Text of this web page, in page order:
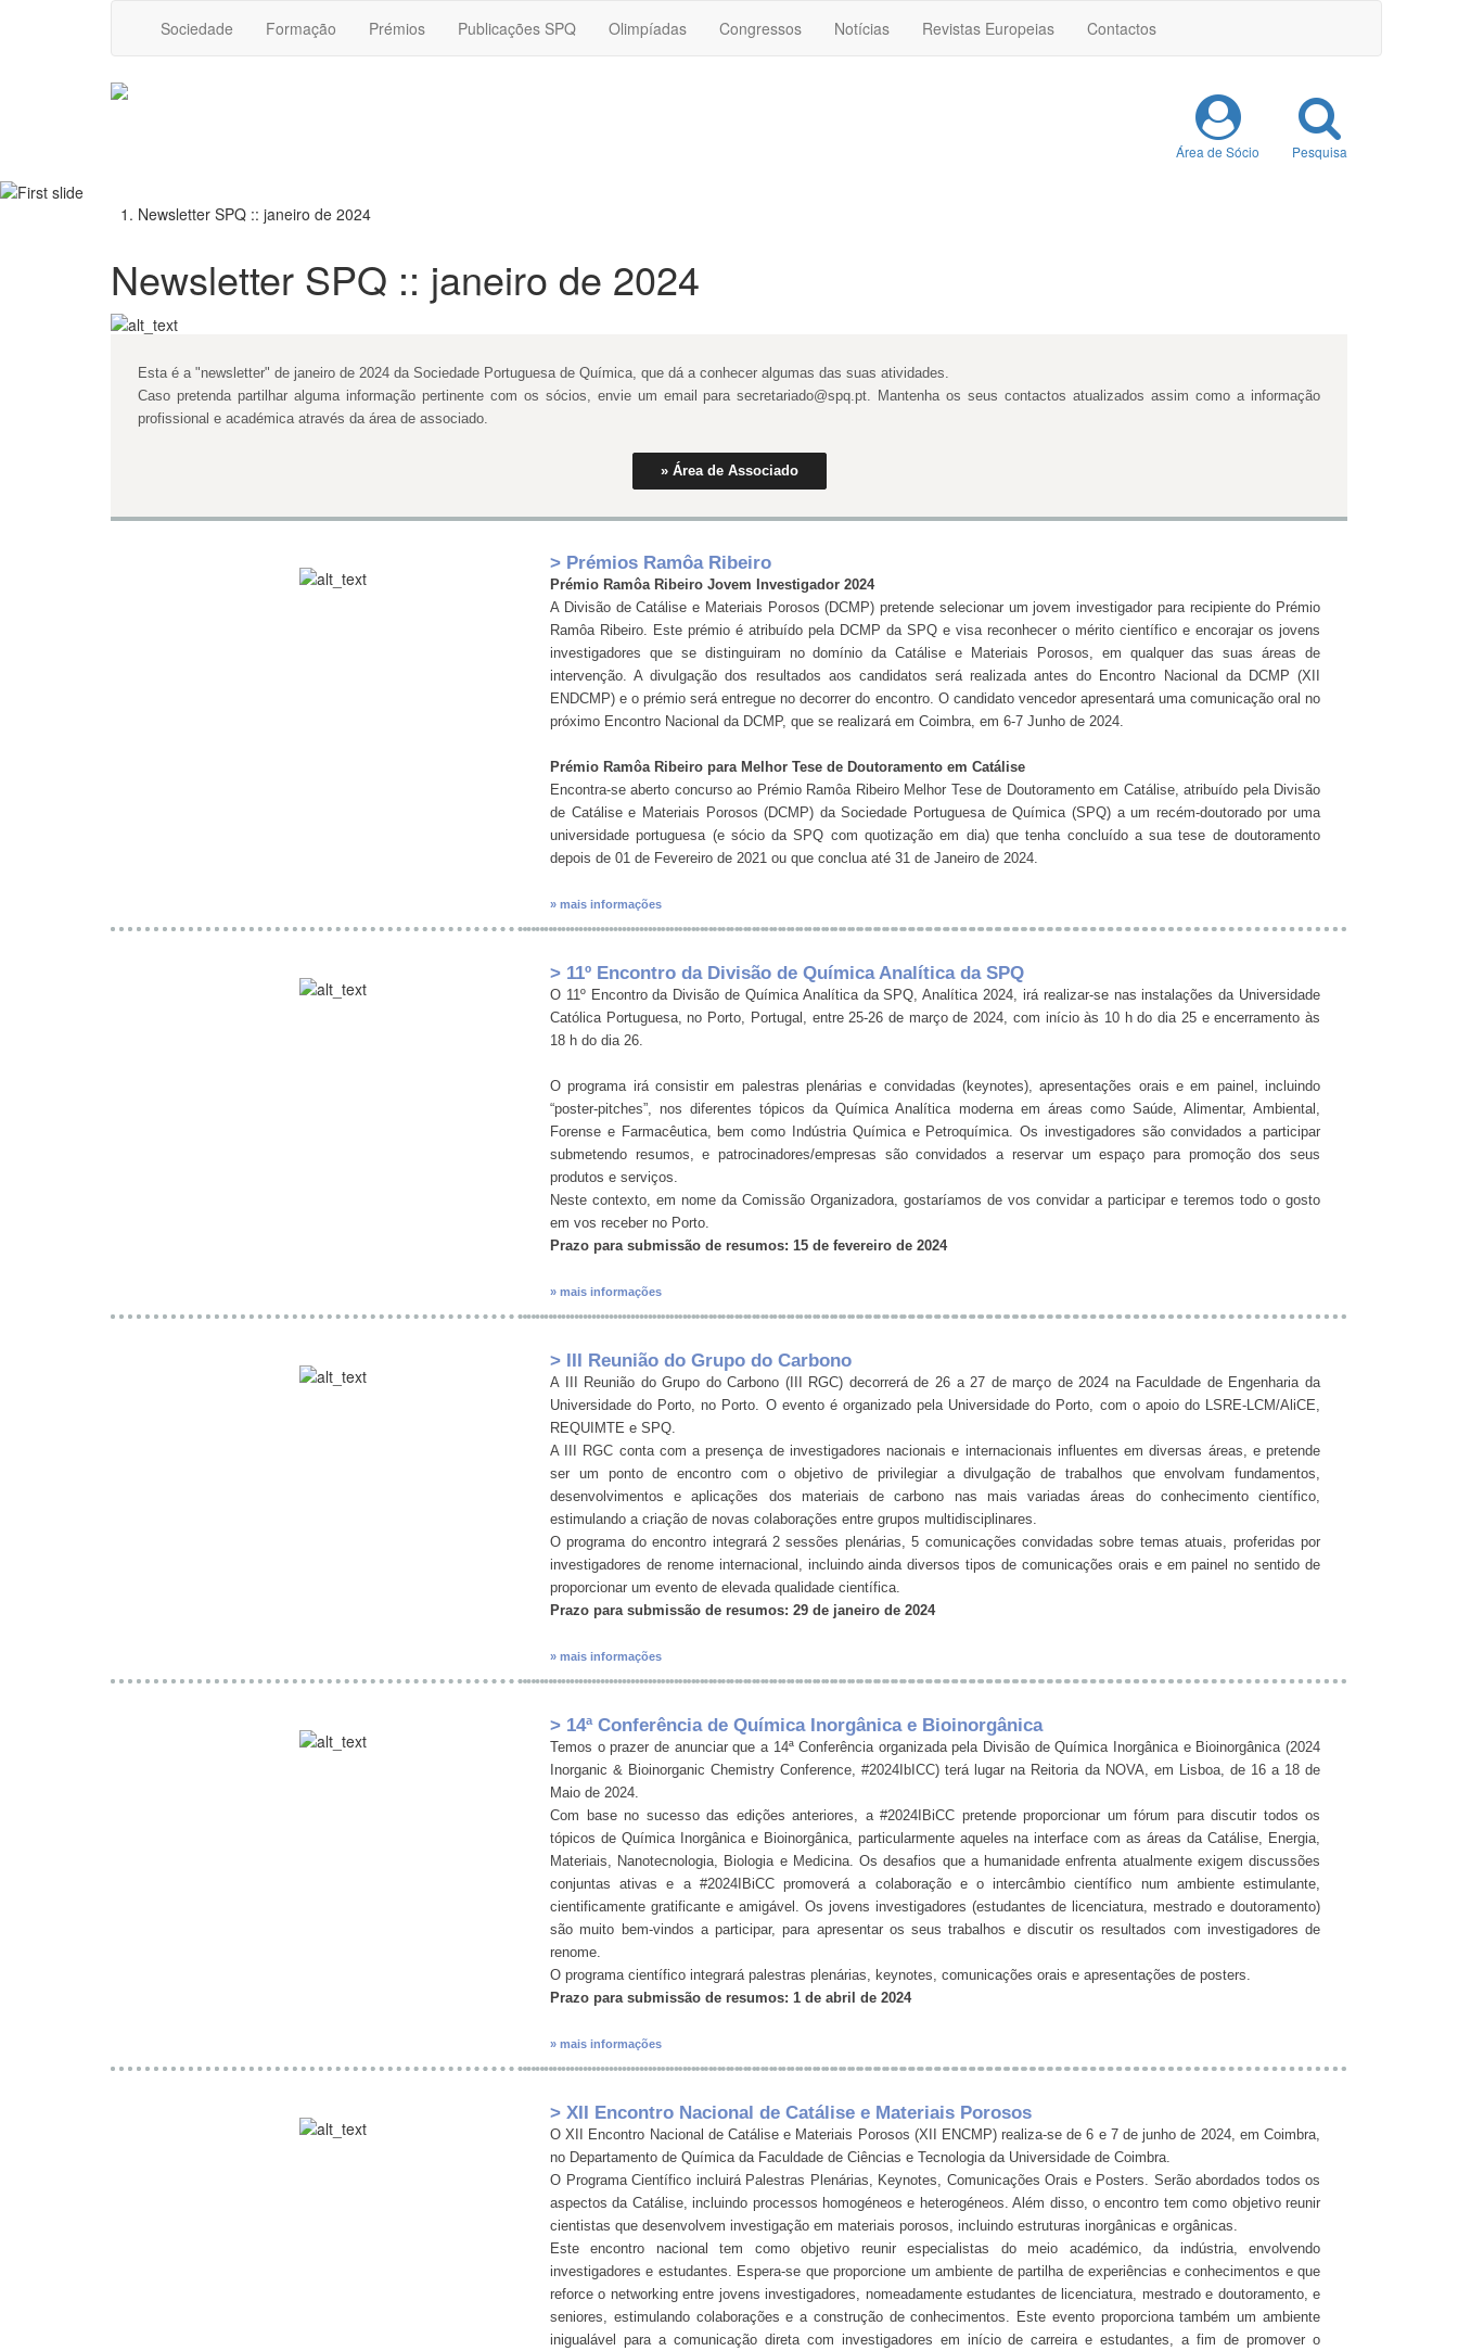
Sociedade Formação Prémios Publicações SPQ Olimpíadas Congressos Notícias Revistas Europeias Contactos
Área de Sócio Pesquisa
Newsletter SPQ :: janeiro de 2024
Newsletter SPQ :: janeiro de 2024
Esta é a "newsletter" de janeiro de 2024 da Sociedade Portuguesa de Química, que dá a conhecer algumas das suas atividades.
Caso pretenda partilhar alguma informação pertinente com os sócios, envie um email para secretariado@spq.pt. Mantenha os seus contactos atualizados assim como a informação
profissional e académica através da área de associado.
» Área de Associado
> Prémios Ramôa Ribeiro
Prémio Ramôa Ribeiro Jovem Investigador 2024
A Divisão de Catálise e Materiais Porosos (DCMP) pretende selecionar um jovem investigador para recipiente do Prémio
Ramôa Ribeiro. Este prémio é atribuído pela DCMP da SPQ e visa reconhecer o mérito científico e encorajar os jovens
investigadores que se distinguiram no domínio da Catálise e Materiais Porosos, em qualquer das suas áreas de
intervenção. A divulgação dos resultados aos candidatos será realizada antes do Encontro Nacional da DCMP (XII
ENDCMP) e o prémio será entregue no decorrer do encontro. O candidato vencedor apresentará uma comunicação oral no
próximo Encontro Nacional da DCMP, que se realizará em Coimbra, em 6-7 Junho de 2024.
Prémio Ramôa Ribeiro para Melhor Tese de Doutoramento em Catálise
Encontra-se aberto concurso ao Prémio Ramôa Ribeiro Melhor Tese de Doutoramento em Catálise, atribuído pela Divisão
de Catálise e Materiais Porosos (DCMP) da Sociedade Portuguesa de Química (SPQ) a um recém-doutorado por uma
universidade portuguesa (e sócio da SPQ com quotização em dia) que tenha concluído a sua tese de doutoramento
depois de 01 de Fevereiro de 2021 ou que conclua até 31 de Janeiro de 2024.
» mais informações
> 11º Encontro da Divisão de Química Analítica da SPQ
O 11º Encontro da Divisão de Química Analítica da SPQ, Analítica 2024, irá realizar-se nas instalações da Universidade
Católica Portuguesa, no Porto, Portugal, entre 25-26 de março de 2024, com início às 10 h do dia 25 e encerramento às
18 h do dia 26.
O programa irá consistir em palestras plenárias e convidadas (keynotes), apresentações orais e em painel, incluindo
“poster-pitches”, nos diferentes tópicos da Química Analítica moderna em áreas como Saúde, Alimentar, Ambiental,
Forense e Farmacêutica, bem como Indústria Química e Petroquímica. Os investigadores são convidados a participar
submetendo resumos, e patrocinadores/empresas são convidados a reservar um espaço para promoção dos seus
produtos e serviços.
Neste contexto, em nome da Comissão Organizadora, gostaríamos de vos convidar a participar e teremos todo o gosto
em vos receber no Porto.
Prazo para submissão de resumos: 15 de fevereiro de 2024
» mais informações
> III Reunião do Grupo do Carbono
A III Reunião do Grupo do Carbono (III RGC) decorrerá de 26 a 27 de março de 2024 na Faculdade de Engenharia da
Universidade do Porto, no Porto. O evento é organizado pela Universidade do Porto, com o apoio do LSRE-LCM/AliCE,
REQUIMTE e SPQ.
A III RGC conta com a presença de investigadores nacionais e internacionais influentes em diversas áreas, e pretende
ser um ponto de encontro com o objetivo de privilegiar a divulgação de trabalhos que envolvam fundamentos,
desenvolvimentos e aplicações dos materiais de carbono nas mais variadas áreas do conhecimento científico,
estimulando a criação de novas colaborações entre grupos multidisciplinares.
O programa do encontro integrará 2 sessões plenárias, 5 comunicações convidadas sobre temas atuais, proferidas por
investigadores de renome internacional, incluindo ainda diversos tipos de comunicações orais e em painel no sentido de
proporcionar um evento de elevada qualidade científica.
Prazo para submissão de resumos: 29 de janeiro de 2024
» mais informações
> 14ª Conferência de Química Inorgânica e Bioinorgânica
Temos o prazer de anunciar que a 14ª Conferência organizada pela Divisão de Química Inorgânica e Bioinorgânica (2024
Inorganic & Bioinorganic Chemistry Conference, #2024IbICC) terá lugar na Reitoria da NOVA, em Lisboa, de 16 a 18 de
Maio de 2024.
Com base no sucesso das edições anteriores, a #2024IBiCC pretende proporcionar um fórum para discutir todos os
tópicos de Química Inorgânica e Bioinorgânica, particularmente aqueles na interface com as áreas da Catálise, Energia,
Materiais, Nanotecnologia, Biologia e Medicina. Os desafios que a humanidade enfrenta atualmente exigem discussões
conjuntas ativas e a #2024IBiCC promoverá a colaboração e o intercâmbio científico num ambiente estimulante,
cientificamente gratificante e amigável. Os jovens investigadores (estudantes de licenciatura, mestrado e doutoramento)
são muito bem-vindos a participar, para apresentar os seus trabalhos e discutir os resultados com investigadores de
renome.
O programa científico integrará palestras plenárias, keynotes, comunicações orais e apresentações de posters.
Prazo para submissão de resumos: 1 de abril de 2024
» mais informações
> XII Encontro Nacional de Catálise e Materiais Porosos
O XII Encontro Nacional de Catálise e Materiais Porosos (XII ENCMP) realiza-se de 6 e 7 de junho de 2024, em Coimbra,
no Departamento de Química da Faculdade de Ciências e Tecnologia da Universidade de Coimbra.
O Programa Científico incluirá Palestras Plenárias, Keynotes, Comunicações Orais e Posters. Serão abordados todos os
aspectos da Catálise, incluindo processos homogéneos e heterogéneos. Além disso, o encontro tem como objetivo reunir
cientistas que desenvolvem investigação em materiais porosos, incluindo estruturas inorgânicas e orgânicas.
Este encontro nacional tem como objetivo reunir especialistas do meio académico, da indústria, envolvendo
investigadores e estudantes. Espera-se que proporcione um ambiente de partilha de experiências e conhecimentos e que
reforce o networking entre jovens investigadores, nomeadamente estudantes de licenciatura, mestrado e doutoramento, e
seniores, estimulando colaborações e a construção de conhecimentos. Este evento proporciona também um ambiente
inigualável para a comunicação direta com investigadores em início de carreira e estudantes, a fim de promover o